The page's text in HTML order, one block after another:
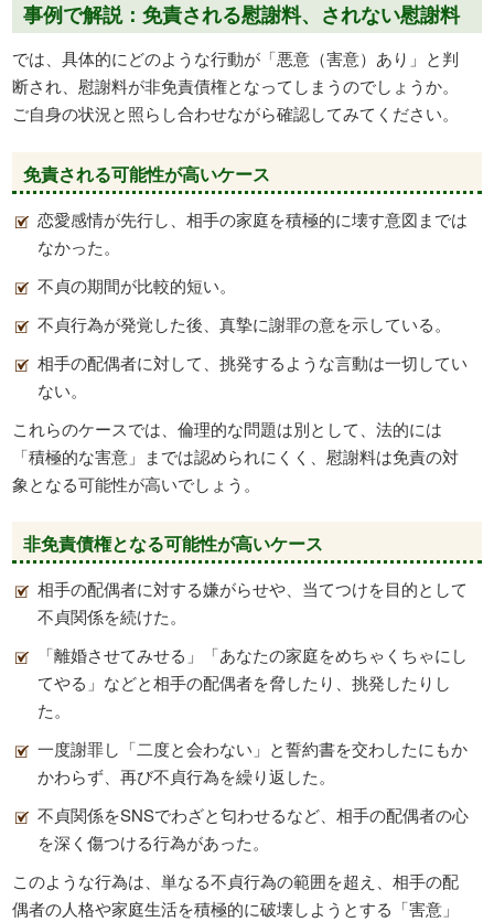
事例で解説：免責される慰謝料、されない慰謝料
では、具体的にどのような行動が「悪意（害意）あり」と判
断され、慰謝料が非免責債権となってしまうのでしょうか。
ご自身の状況と照らし合わせながら確認してみてください。
免責される可能性が高いケース
恋愛感情が先行し、相手の家庭を積極的に壊す意図までは
なかった。
不貞の期間が比較的短い。
不貞行為が発覚した後、真摯に謝罪の意を示している。
相手の配偶者に対して、挑発するような言動は一切してい
ない。
これらのケースでは、倫理的な問題は別として、法的には
「積極的な害意」までは認められにくく、慰謝料は免責の対
象となる可能性が高いでしょう。
非免責債権となる可能性が高いケース
相手の配偶者に対する嫌がらせや、当てつけを目的として
不貞関係を続けた。
「離婚させてみせる」「あなたの家庭をめちゃくちゃにし
てやる」などと相手の配偶者を脅したり、挑発したりし
た。
一度謝罪し「二度と会わない」と誓約書を交わしたにもか
かわらず、再び不貞行為を繰り返した。
不貞関係をSNSでわざと匂わせるなど、相手の配偶者の心
を深く傷つける行為があった。
このような行為は、単なる不貞行為の範囲を超え、相手の配
偶者の人格や家庭生活を積極的に破壊しようとする「害意」